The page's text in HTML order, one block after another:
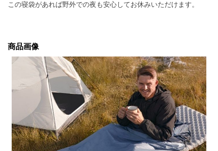
この寝袋があれば野外での夜も安心してお休みいただけます。
商品画像